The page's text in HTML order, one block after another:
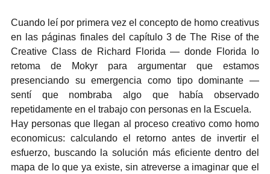
Cuando leí por primera vez el concepto de homo creativus
en las páginas finales del capítulo 3 de The Rise of the
Creative Class de Richard Florida — donde Florida lo
retoma de Mokyr para argumentar que estamos
presenciando su emergencia como tipo dominante —
sentí que nombraba algo que había observado
repetidamente en el trabajo con personas en la Escuela.
Hay personas que llegan al proceso creativo como homo
economicus: calculando el retorno antes de invertir el
esfuerzo, buscando la solución más eficiente dentro del
mapa de lo que ya existe, sin atreverse a imaginar que el